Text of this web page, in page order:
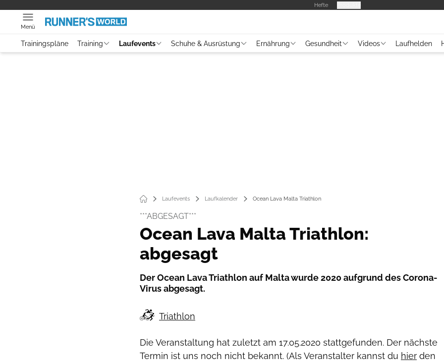
Hefte
Menü
Trainingspläne Training Laufevents Schuhe & Ausrüstung Ernährung Gesundheit Videos Laufhelden
Laufevents Laufkalender Ocean Lava Malta Triathlon
***ABGESAGT***
Ocean Lava Malta Triathlon:
abgesagt
Der Ocean Lava Triathlon auf Malta wurde 2020 aufgrund des Corona-
Virus abgesagt.
Triathlon
Die Veranstaltung hat zuletzt am 17.05.2020 stattgefunden. Der nächste
Termin ist uns noch nicht bekannt. (Als Veranstalter kannst du hier den